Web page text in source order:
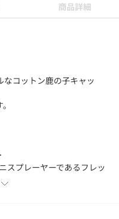
商品詳細
なコットン鹿の子キャッ
スプレーヤーであるフレッ
のスポーツおよびファッシ